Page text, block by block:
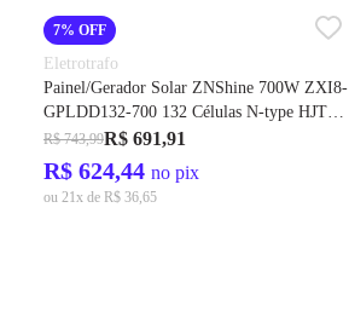
7% OFF
Eletrotrafo
Painel/Gerador Solar ZNShine 700W ZXI8-
GPLDD132-700 132 Células N-type HJT
Monocristalino Bifacial 33mm – ZNShine
Solar
R$ 743,99R$ 691,91
R$ 624,44 no pix
ou 21x de R$ 36,65